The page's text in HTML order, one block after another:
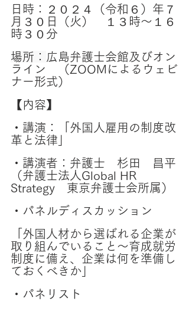
日時：２０２４（令和６）年７
月３０日（火）　１３時～１６
時３０分
場所： 広島弁護士会館及びオン
ライン　（ZOOMによるウェビ
ナー形式）
【内容】
・講演：「外国人雇用の制度改
革と法律」
・講演者：弁護士　杉田　昌平
（弁護士法人Global HR
Strategy　東京弁護士会所属）
・パネルディスカッション
「外国人材から選ばれる企業が
取り組んでいること～育成就労
制度に備え、企業は何を準備し
ておくべきか」
・パネリスト